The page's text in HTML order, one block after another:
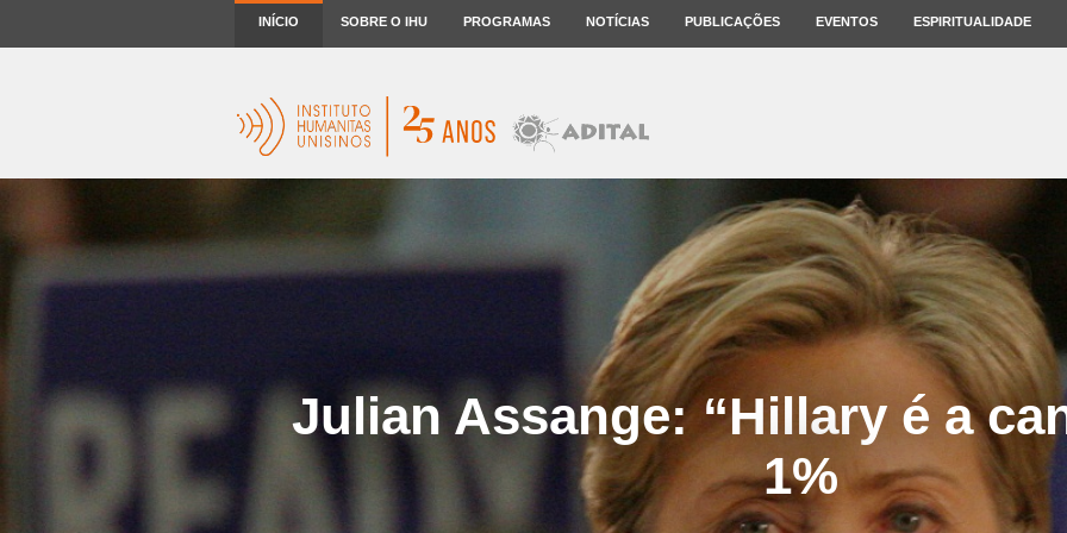
INÍCIO SOBRE O IHU PROGRAMAS NOTÍCIAS PUBLICAÇÕES EVENTOS ESPIRITUALIDADE
Julian Assange: “Hillary é a
1%